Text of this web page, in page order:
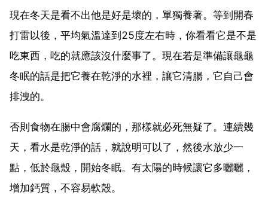
現在冬天是看不出他是好是壞的，單獨養著。等到開春
打雷以後，平均氣溫達到25度左右時，你看看它是不是
吃東西，吃的就應該沒什麼事了。現在若是準備讓龜龜
冬眠的話是把它養在乾淨的水裡，讓它清腸，它自己會
排洩的。
否則食物在腸中會腐爛的，那樣就必死無疑了。連續幾
天，看水是乾淨的話，就說明可以了，然後水放少一
點，低於龜殼，開始冬眠。有太陽的時候讓它多曬曬，
增加鈣質，不容易軟殼。